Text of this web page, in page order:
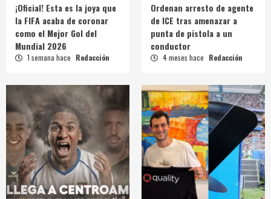
¡Oficial! Esta es la joya que
la FIFA acaba de coronar
como el Mejor Gol del
Mundial 2026
1 semana hace Redacción
Ordenan arresto de agente
de ICE tras amenazar a
punta de pistola a un
conductor
4 meses hace Redacción